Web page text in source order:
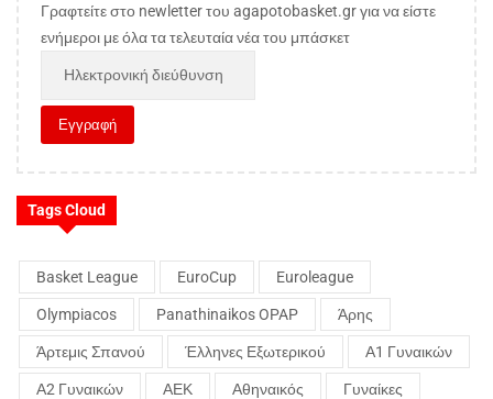
Γραφτείτε στο newletter του agapotobasket.gr για να είστε
ενήμεροι με όλα τα τελευταία νέα του μπάσκετ
Tags Cloud
Basket League EuroCup Euroleague
Olympiacos Panathinaikos OPAP Άρης
Άρτεμις Σπανού Έλληνες Εξωτερικού Α1 Γυναικών
Α2 Γυναικών ΑΕΚ Αθηναικός Γυναίκες